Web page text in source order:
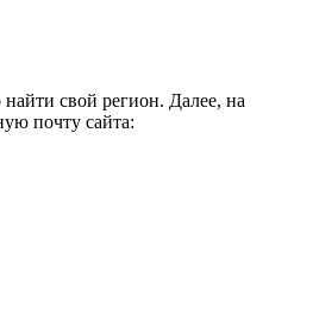
свой регион. Далее, на
почту сайта: